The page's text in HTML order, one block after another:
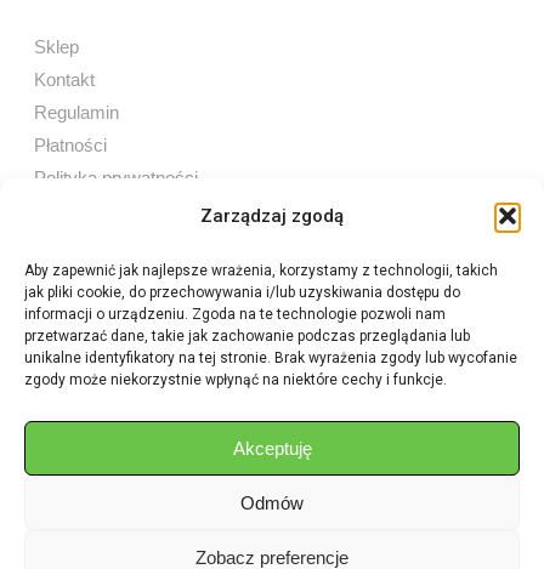
Zarządzaj zgodą
Aby zapewnić jak najlepsze wrażenia, korzystamy z technologii, takich
jak pliki cookie, do przechowywania i/lub uzyskiwania dostępu do
informacji o urządzeniu. Zgoda na te technologie pozwoli nam
przetwarzać dane, takie jak zachowanie podczas przeglądania lub
unikalne identyfikatory na tej stronie. Brak wyrażenia zgody lub wycofanie
zgody może niekorzystnie wpłynąć na niektóre cechy i funkcje.
Akceptuję
Odmów
Zobacz preferencje
Sklep
Kontakt
Regulamin
Płatności
Polityka prywatności
Sprzedaż internetowa
Tel:605 603 753
Sprzedaż detaliczna
aukcje.agrohurt@gmail.com